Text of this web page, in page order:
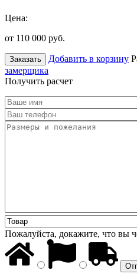
Цена:
от 110 000 руб.
Заказать Добавить в корзину
замерщика
Получить расчет
Пожалуйста, докажите, что вы